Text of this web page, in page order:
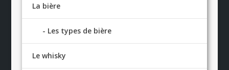
La bière
Les types de bière
Le whisky